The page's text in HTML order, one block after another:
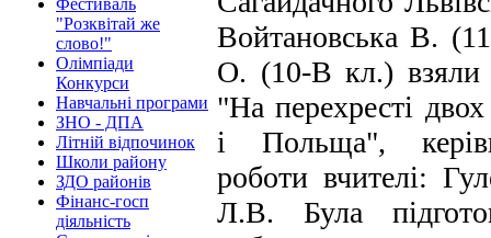
"Розквітай же
слово!"
Олімпіади
Конкурси
Навчальні програми
ЗНО - ДПА
Літній відпочинок
Школи району
ЗДО районів
Фінанс-госп
діяльність
Войтановська В.
О. (10-В кл.) взяли
"На перехресті
і Польща",
роботи вчителі:
Л.В. Була